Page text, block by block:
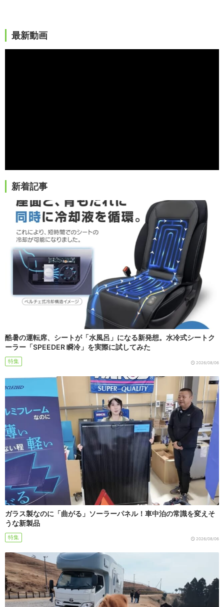
最新動画
新着記事
酷暑の運転席、シートが「水風呂」になる新発想。水冷式シートク
ーラー「SPEEDER 瞬冷」を実際に試してみた
特集 2026/08/06
ガラス製なのに「曲がる」ソーラーパネル！車中泊の常識を変えそ
うな新製品
特集 2026/08/06